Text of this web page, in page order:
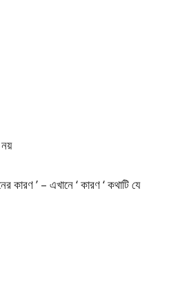
কারণ ’ – এখানে ‘ কারণ ‘ কথাটি যে